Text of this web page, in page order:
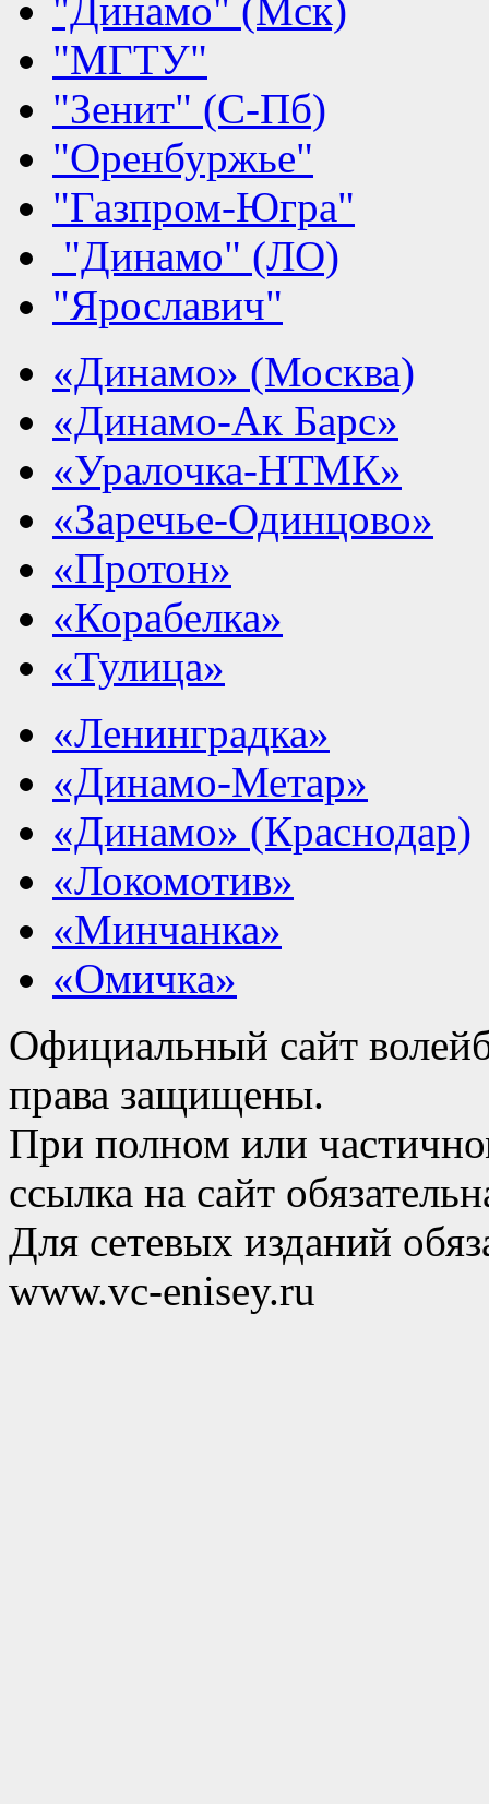
"Динамо" (Мск)
"МГТУ"
"Зенит" (С-Пб)
"Оренбуржье"
"Газпром-Югра"
"Динамо" (ЛО)
"Ярославич"
«Динамо» (Москва)
«Динамо-Ак Барс»
«Уралочка-НТМК»
«Заречье-Одинцово»
«Протон»
«Корабелка»
«Тулица»
«Ленинградка»
«Динамо-Метар»
«Динамо» (Краснодар)
«Локомотив»
«Минчанка»
«Омичка»
Официальный сайт
права защищены.
При полном или
ссылка на сайт
Для сетевых изданий
www.vc-enisey.ru